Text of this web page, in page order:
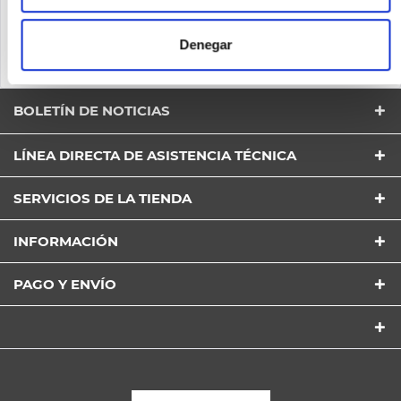
Denegar
He leído laPolítica de Privacidadentender y estar
Los campos con * son obligatorios
Envía
Berlin
069 94189222
BOLETÍN DE NOTICIAS
LÍNEA DIRECTA DE ASISTENCIA TÉCNICA
SERVICIOS DE LA TIENDA
INFORMACIÓN
PAGO Y ENVÍO